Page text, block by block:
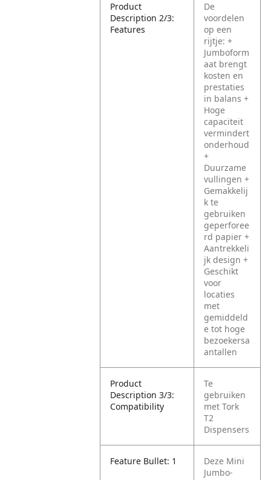
Product
Description 2/3:
Features
De
voordelen
op een
rijtje: +
Jumboform
aat brengt
kosten en
prestaties
in balans +
Hoge
capaciteit
vermindert
onderhoud
+
Duurzame
vullingen +
Gemakkelij
k te
gebruiken
geperforee
rd papier +
Aantrekkeli
jk design +
Geschikt
voor
locaties
met
gemiddeld
e tot hoge
bezoekersa
antallen
Product
Description 3/3:
Compatibility
Te
gebruiken
met Tork
T2
Dispensers
Feature Bullet: 1
Deze Mini
Jumbo-